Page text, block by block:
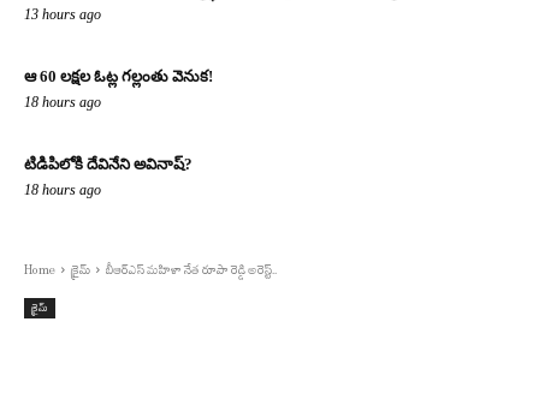
13 hours ago
ఆ 60 లక్షల ఓట్ల గల్లంతు వెనుక!
18 hours ago
టిడిపిలోకి దేవినేని అవినాష్?
18 hours ago